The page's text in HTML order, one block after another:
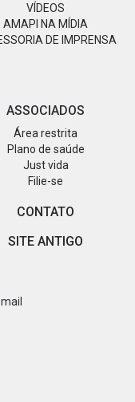
VÍDEOS
AMAPI NA MÍDIA
DE IMPRENSA
ASSOCIADOS
Área restrita
Plano de saúde
Just vida
Filie-se
CONTATO
SITE ANTIGO